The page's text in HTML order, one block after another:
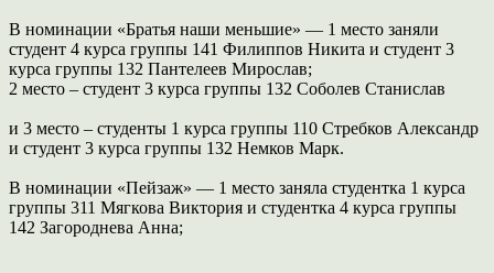
В номинации «Братья наши меньшие» — 1 место заняли
студент 4 курса группы 141 Филиппов Никита и студент 3
курса группы 132 Пантелеев Мирослав;
2 место – студент 3 курса группы 132 Соболев Станислав
и 3 место – студенты 1 курса группы 110 Стребков Александр
и студент 3 курса группы 132 Немков Марк.
В номинации «Пейзаж» — 1 место заняла студентка 1 курса
группы 311 Мягкова Виктория и студентка 4 курса группы
142 Загороднева Анна;